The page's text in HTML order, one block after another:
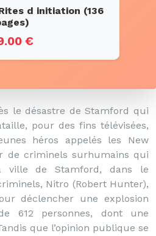
d initiation (136
€
le désastre de Stamford qui
pour des fins télévisées,
héros appelés les New
de criminels surhumains qui
ville de Stamford, dans le
Nitro (Robert Hunter),
déclencher une explosion
612 personnes, dont une
que l’opinion publique se